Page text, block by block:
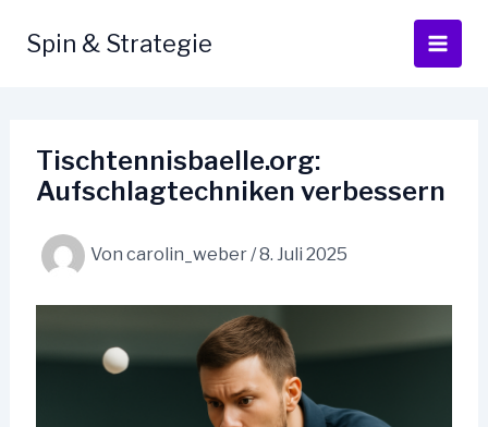
InhaltSpin & Strategie
Tischtennisbaelle.org:
Aufschlagtechniken verbessern
Von carolin_weber/8. Juli 2025